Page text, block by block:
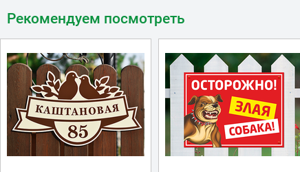
Рекомендуем посмотреть